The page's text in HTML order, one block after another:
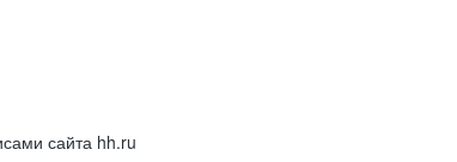
сайта hh.ru